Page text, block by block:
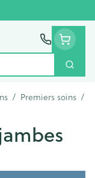
/ Premiers soins /